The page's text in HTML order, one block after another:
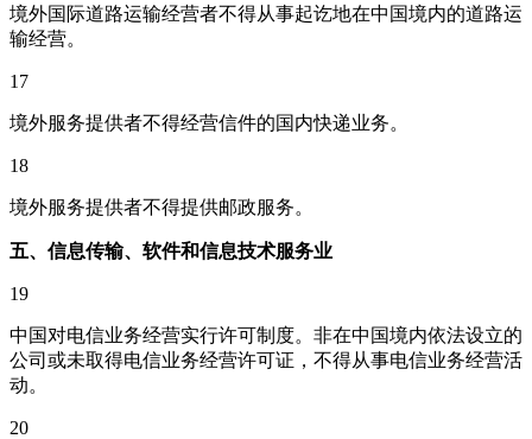
境外国际道路运输经营者不得从事起讫地在中国境内的道路运
输经营。
17
境外服务提供者不得经营信件的国内快递业务。
18
境外服务提供者不得提供邮政服务。
五、信息传输、软件和信息技术服务业
19
中国对电信业务经营实行许可制度。非在中国境内依法设立的
公司或未取得电信业务经营许可证，不得从事电信业务经营活
动。
20